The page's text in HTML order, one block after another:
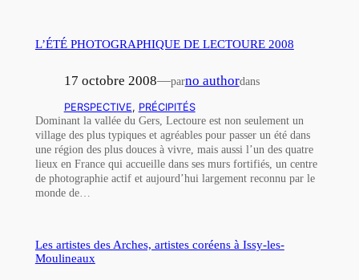
L’ÉTÉ PHOTOGRAPHIQUE DE LECTOURE 2008
17 octobre 2008—parno authordans
PERSPECTIVE, PRÉCIPITÉS
Dominant la vallée du Gers, Lectoure est non seulement un
village des plus typiques et agréables pour passer un été dans
une région des plus douces à vivre, mais aussi l’un des quatre
lieux en France qui accueille dans ses murs fortifiés, un centre
de photographie actif et aujourd’hui largement reconnu par le
monde de…
Les artistes des Arches, artistes coréens à Issy-les-
Moulineaux